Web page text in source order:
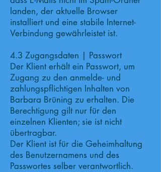
landen, der aktuelle Browser
installiert und eine stabile Internet-
Verbindung gewährleistet ist.
4.3 Zugangsdaten | Passwort
Der Klient erhält ein Passwort, um
Zugang zu den anmelde- und
zahlungspflichtigen Inhalten von
Barbara Brüning zu erhalten. Die
Berechtigung gilt nur für den
einzelnen Klienten; sie ist nicht
übertragbar.
Der Klient ist für die Geheimhaltung
des Benutzernamens und des
Passwortes selber verantwortlich.